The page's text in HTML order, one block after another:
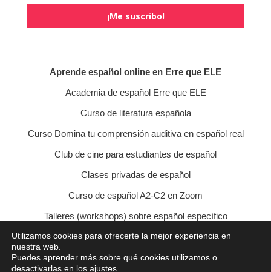
¡Me suscribo!
Aprende español online en Erre que ELE
Academia de español Erre que ELE
Curso de literatura española
Curso Domina tu comprensión auditiva en español real
Club de cine para estudiantes de español
Clases privadas de español
Curso de español A2-C2 en Zoom
Talleres (workshops) sobre español específico
Curso de conversación veraniego
Política de privacidad
Política de cookies
Utilizamos cookies para ofrecerte la mejor experiencia en
nuestra web.
Puedes aprender más sobre qué cookies utilizamos o
desactivarlas en los ajustes